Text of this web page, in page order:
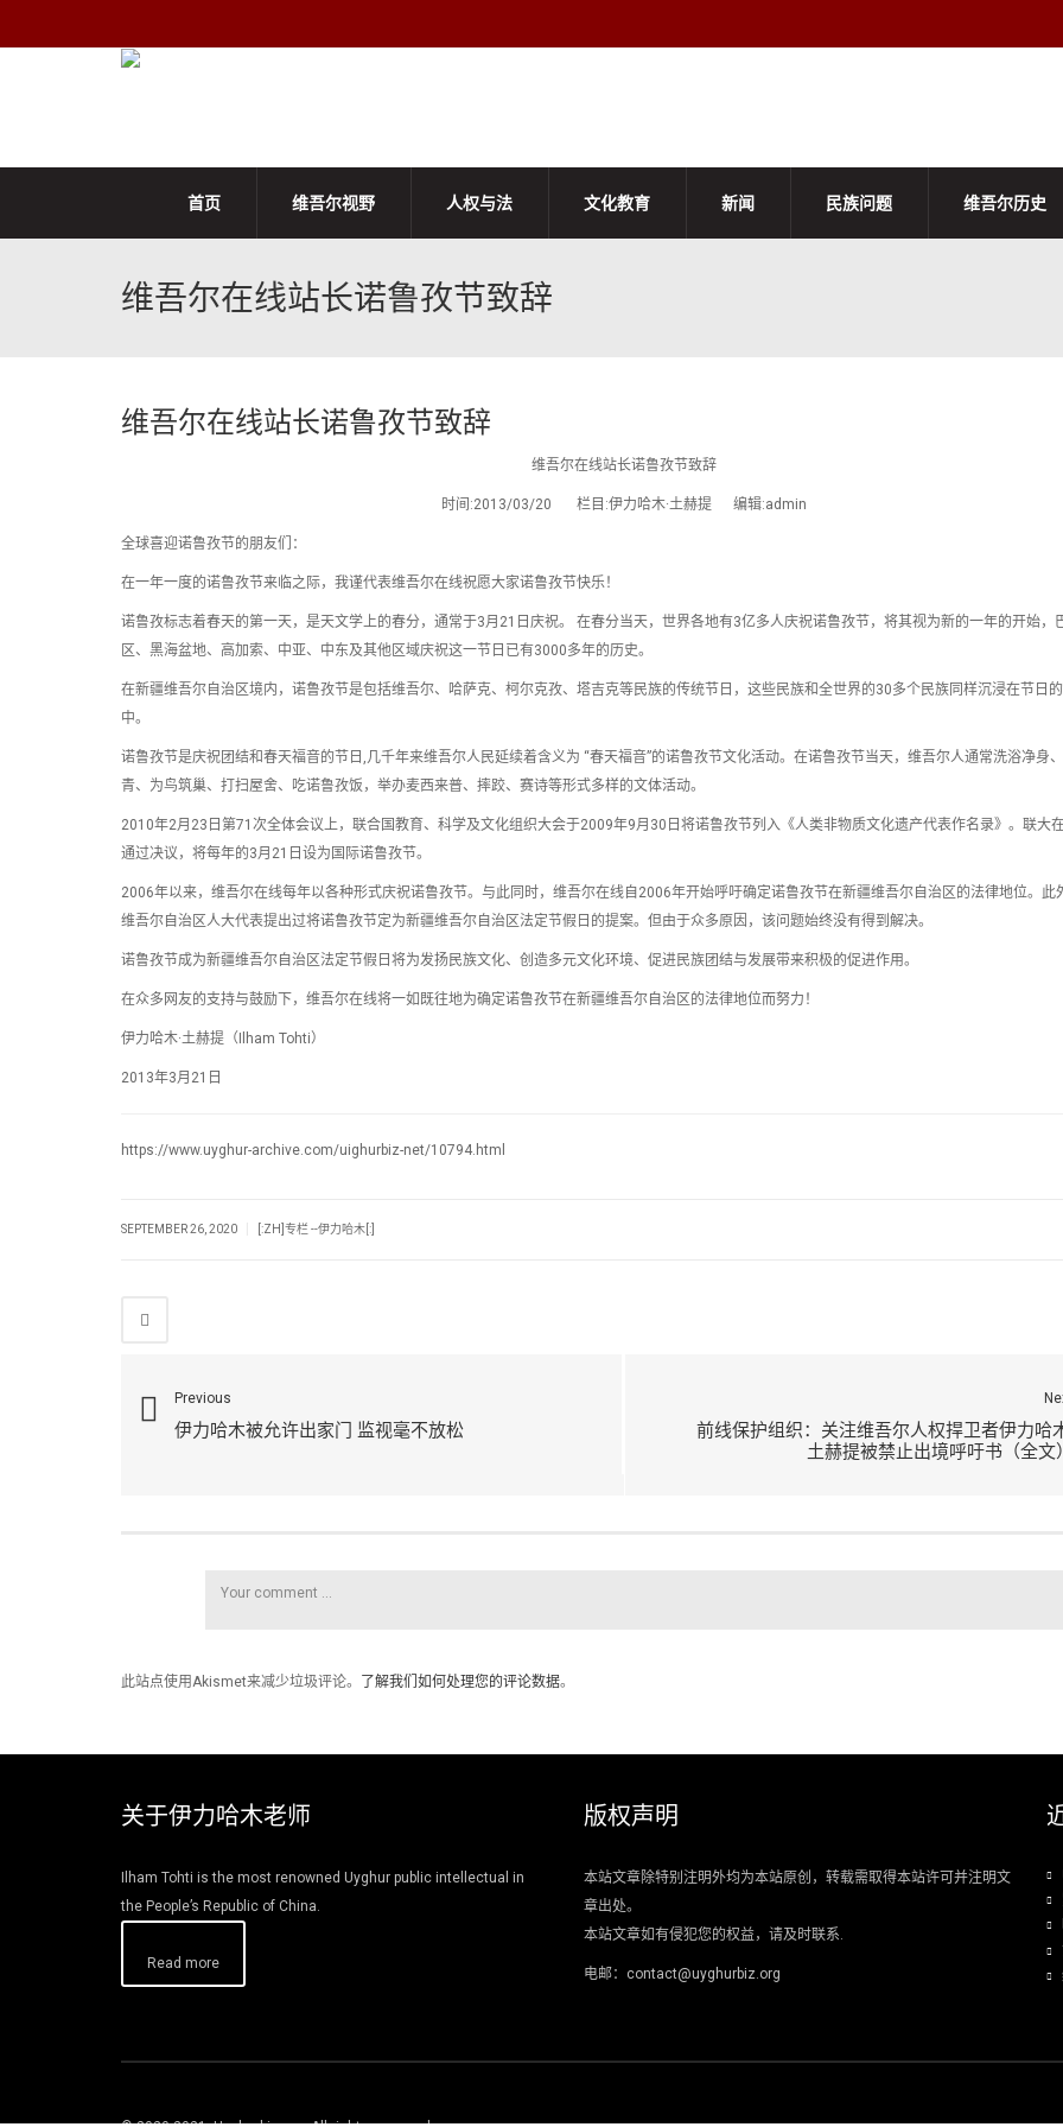
首页 维吾尔视野 人权与法 文化教育 新闻 民族问题 维吾尔历史
维吾尔在线站长诺鲁孜节致辞
维吾尔在线站长诺鲁孜节致辞
维吾尔在线站长诺鲁孜节致辞
时间:2013/03/20 栏目:伊力哈木·土赫提 编辑:admin
全球喜迎诺鲁孜节的朋友们：
在一年一度的诺鲁孜节来临之际，我谨代表维吾尔在线祝愿大家诺鲁孜节快乐！
诺鲁孜标志着春天的第一天，是天文学上的春分，通常于3月21日庆祝。 在春分当天，世界各地有3亿多人庆祝诺鲁孜节，将其视为新的一年的开始，
区、黑海盆地、高加索、中亚、中东及其他区域庆祝这一节日已有3000多年的历史。
在新疆维吾尔自治区境内，诺鲁孜节是包括维吾尔、哈萨克、柯尔克孜、塔吉克等民族的传统节日，这些民族和全世界的30多个民族同样沉浸在节日
中。
诺鲁孜节是庆祝团结和春天福音的节日,几千年来维吾尔人民延续着含义为 “春天福音”的诺鲁孜节文化活动。在诺鲁孜节当天，维吾尔人通常洗浴净身
青、为鸟筑巢、打扫屋舍、吃诺鲁孜饭，举办麦西来普、摔跤、赛诗等形式多样的文体活动。
2010年2月23日第71次全体会议上，联合国教育、科学及文化组织大会于2009年9月30日将诺鲁孜节列入《人类非物质文化遗产代表作名录》。联大
通过决议，将每年的3月21日设为国际诺鲁孜节。
2006年以来，维吾尔在线每年以各种形式庆祝诺鲁孜节。与此同时，维吾尔在线自2006年开始呼吁确定诺鲁孜节在新疆维吾尔自治区的法律地位。此
维吾尔自治区人大代表提出过将诺鲁孜节定为新疆维吾尔自治区法定节假日的提案。但由于众多原因，该问题始终没有得到解决。
诺鲁孜节成为新疆维吾尔自治区法定节假日将为发扬民族文化、创造多元文化环境、促进民族团结与发展带来积极的促进作用。
在众多网友的支持与鼓励下，维吾尔在线将一如既往地为确定诺鲁孜节在新疆维吾尔自治区的法律地位而努力！
伊力哈木·土赫提（Ilham Tohti）
2013年3月21日
https://www.uyghur-archive.com/uighurbiz-net/10794.html
SEPTEMBER 26, 2020 [:ZH]专栏 --伊力哈木[:]
Previous
伊力哈木被允许出家门 监视毫不放松
前线保护组织：关注维吾尔人权捍卫者伊力哈
土赫提被禁止出境呼吁书（全文）
此站点使用Akismet来减少垃圾评论。 了解我们如何处理您的评论数据。
关于伊力哈木老师
Ilham Tohti is the most renowned Uyghur public intellectual in
the People’s Republic of China.
Read more
版权声明
本站文章除特别注明外均为本站原创，转载需取得本站许可并注明文
章出处。
本站文章如有侵犯您的权益，请及时联系.
电邮：contact@uyghurbiz.org